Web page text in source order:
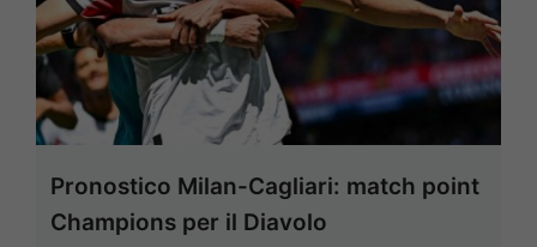
Pronostico Milan-Cagliari: match point
Champions per il Diavolo